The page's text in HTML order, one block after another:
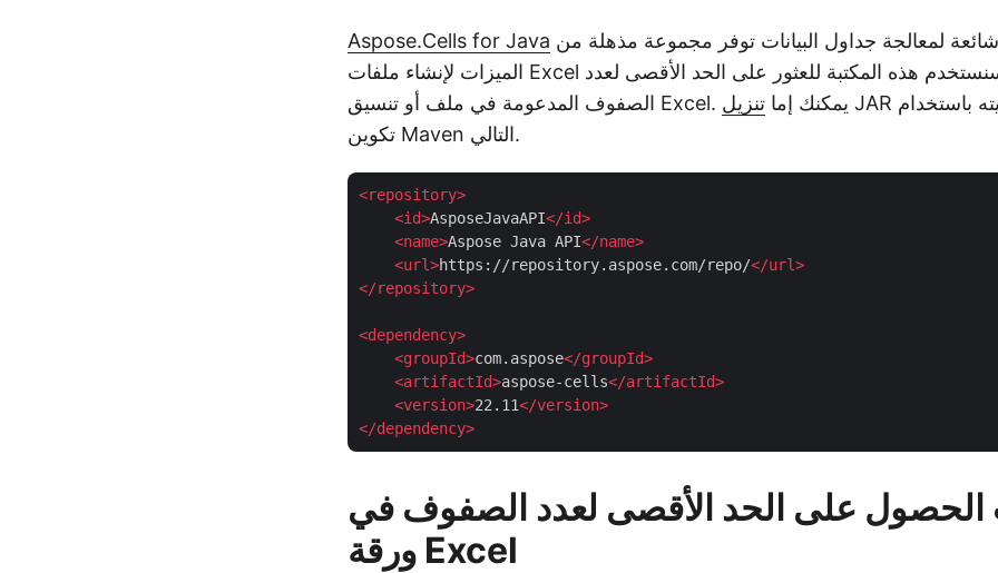
Aspose.Cells for Java
الميزات لإنشاء ملفات Excel ومعالجتها. سنستخدم هذه المكتبة للعثور على الحد الأقصى لعدد
الصفوف المدعومة في ملف أو تنسيق Excel. يمكنك إما تنزيل
JAR الخاص به أو تثبيته باستخدام
تكوين Maven التالي.
<repository>
<id>AsposeJavaAPI</id>
<name>Aspose Java API</name>
<url>https://repository.aspose.com/repo/</url>
</repository>
<dependency>
<groupId>com.aspose</groupId>
<artifactId>aspose-cells</artifactId>
<version>22.11</version>
</dependency>
على الحد الأقصى لعدد الصفوف في
ورقة Excel